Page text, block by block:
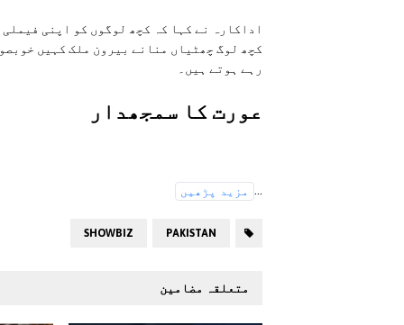
اداکارہ نے کہا کہ کچھ لوگوں کو اپنی
کچھ لوگ چھٹیاں منانے بیرون ملک کہیں
رہے ہوتے ہیں۔
عورت کا سمجھدار
مزید پڑھیں
PAKISTAN
SHOWBIZ
متعلقہ مضامین